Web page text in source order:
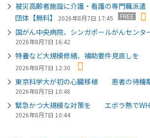
被災高齢者施設に介護・看護の専門職
団体【無料】
2026年8月7日 17:45 FREE
国がん中央病院、シンガポールがんセンタ
2026年8月7日 16:42
特養など大規模修繕、補助要件見直し
2026年8月7日 12:30
東京科学大が初の心臓移植 患者の待機
2026年8月7日 10:48
緊急かつ大規模な対策を エボラ熱で
2026年8月7日 10:44